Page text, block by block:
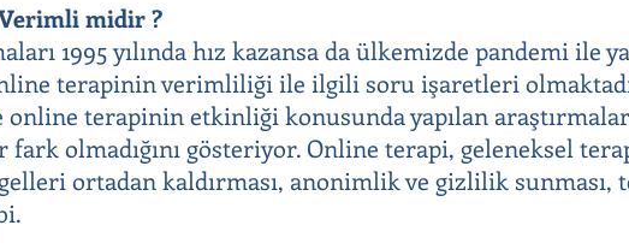
midir ?
1995 yılında hız kazansa da ülkemizde pandemi ile
terapinin verimliliği ile ilgili soru işaretleri
online terapinin etkinliği konusunda yapılan
fark olmadığını gösteriyor. Online terapi, geleneksel
ortadan kaldırması, anonimlik ve gizlilik sunması,